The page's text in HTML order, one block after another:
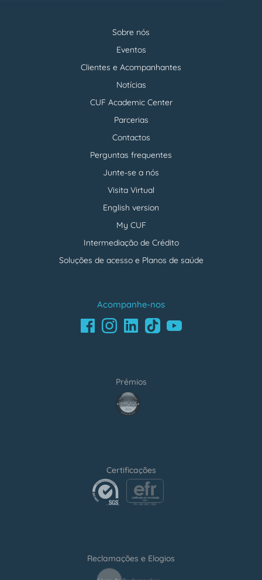
Sobre nós
Eventos
Clientes e Acompanhantes
Notícias
CUF Academic Center
Parcerias
Contactos
Perguntas frequentes
Junte-se a nós
Visita Virtual
English version
My CUF
Intermediação de Crédito
Soluções de acesso e Planos de saúde
Acompanhe-nos
FacebookInstagramLinkedInTikTokYoutube
Prémios
award4
Certificações
certification2certification3
Reclamações e Elogios
Reclamações